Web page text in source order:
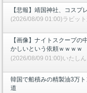
【悲報】靖国神社、コスプ
(2026/08/09 01:00)ラビッ
【画像】ナイトスクープ
かしいという依頼ｗｗｗｗ
(2026/08/09 01:00)いたしん
韓国で船積みの精製油3万
道